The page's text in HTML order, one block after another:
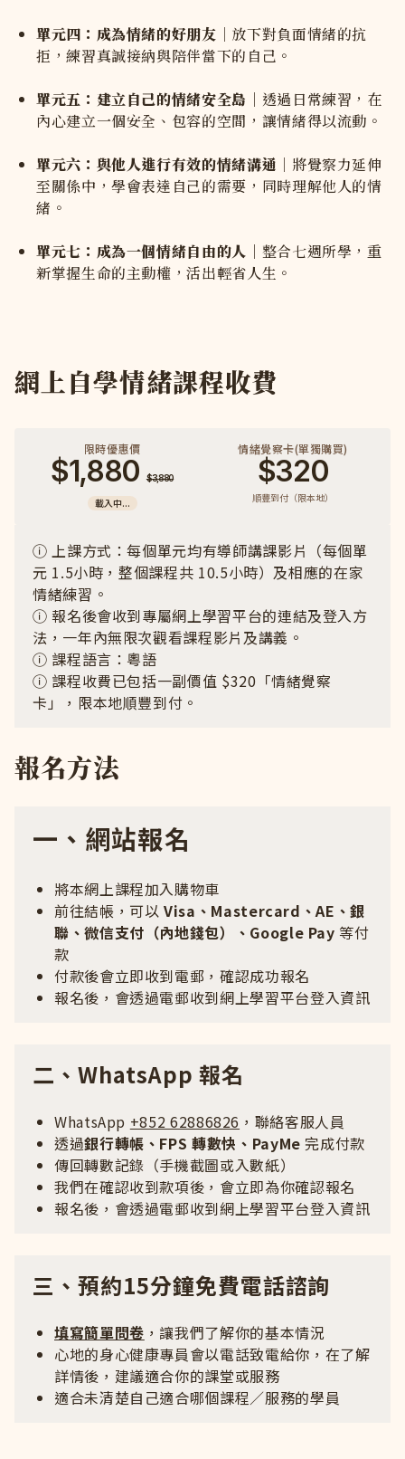
單元四：成為情緒的好朋友 ｜放下對負面情緒的抗
拒，練習真誠接納與陪伴當下的自己。
單元五：建立自己的情緒安全島 ｜透過日常練習，在
內心建立一個安全、包容的空間，讓情緒得以流動。
單元六：與他人進行有效的情緒溝通 ｜將覺察力延伸
至關係中，學會表達自己的需要，同時理解他人的情
緒。
單元七：成為一個情緒自由的人 ｜整合七週所學，重
新掌握生命的主動權，活出輕省人生。
網上自學情緒課程收費
限時優惠價
$1,880 $3,880
載入中...
情緒覺察卡(單獨購買)
$320
順豐到付（限本地）
ⓘ 上課方式：每個單元均有導師講課影片（每個單
元 1.5小時，整個課程共 10.5小時）及相應的在家
情緒練習。
ⓘ 報名後會收到專屬網上學習平台的連結及登入方
法，一年內無限次觀看課程影片及講義。
ⓘ 課程語言：粵語
ⓘ 課程收費已包括一副價值 $320「情緒覺察
卡」，限本地順豐到付。
報名方法
一、網站報名
將本網上課程加入購物車
前往結帳，可以Visa、Mastercard、AE、銀
聯、微信支付（內地錢包）、Google Pay 等付
款
付款後會立即收到電郵，確認成功報名
報名後，會透過電郵收到網上學習平台登入資訊
二、WhatsApp 報名
WhatsApp +852 62886826 ，聯絡客服人員
透過銀行轉帳、FPS 轉數快、PayMe 完成付款
傳回轉數記錄（手機截圖或入數紙）
我們在確認收到款項後，會立即為你確認報名
報名後，會透過電郵收到網上學習平台登入資訊
三、預約15分鐘免費電話諮詢
填寫簡單問卷 ，讓我們了解你的基本情況
心地的身心健康專員會以電話致電給你，在了解
詳情後，建議適合你的課堂或服務
適合未清楚自己適合哪個課程／服務的學員